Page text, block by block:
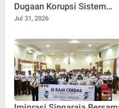
Dugaan Korupsi Sistem
Elektronik Perumda Pasar,
Jul 31, 2026